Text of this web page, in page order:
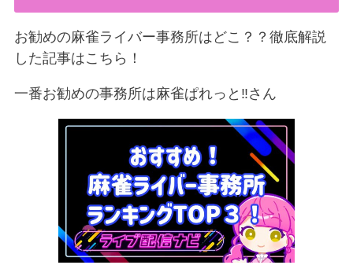
お勧めの麻雀ライバー事務所はどこ？？徹底解説
した記事はこちら！
一番お勧めの事務所は麻雀ぱれっと‼︎さん